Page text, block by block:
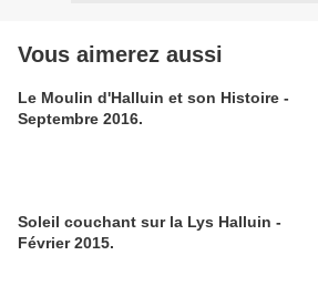
Vous aimerez aussi
Le Moulin d'Halluin et son Histoire -
Septembre 2016.
Soleil couchant sur la Lys Halluin -
Février 2015.